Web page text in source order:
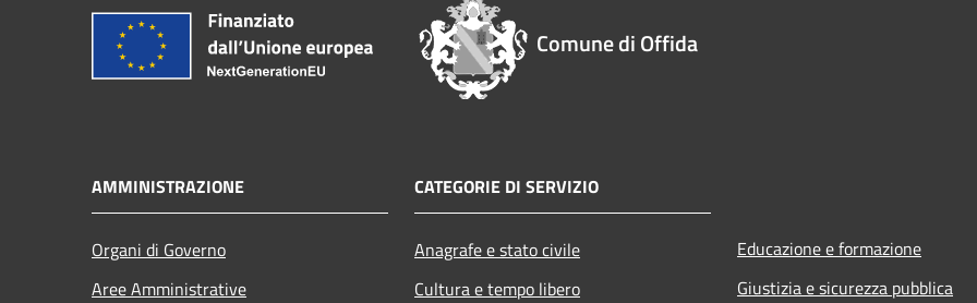
Comune di Offida
AMMINISTRAZIONE
Organi di Governo
Aree Amministrative
CATEGORIE DI SERVIZIO
Anagrafe e stato civile
Cultura e tempo libero
Educazione e formazione
Giustizia e sicurezza pubblica